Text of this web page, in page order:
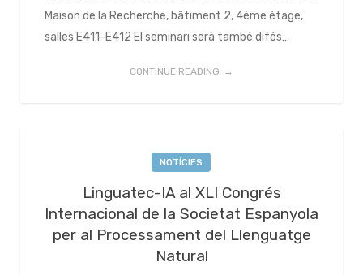
Maison de la Recherche, bâtiment 2, 4ème étage,
salles E411-E412 El seminari serà també difós…
CONTINUE READING
NOTÍCIES
Linguatec-IA al XLI Congrés
Internacional de la Societat Espanyola
per al Processament del Llenguatge
Natural